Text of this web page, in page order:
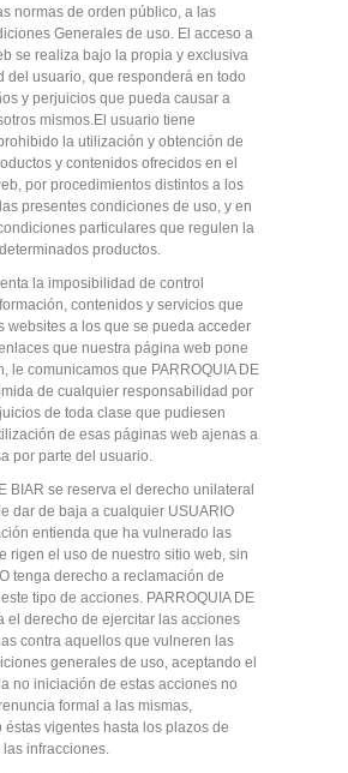
normas de orden público, a las
Generales de uso. El acceso a
se realiza bajo la propia y exclusiva
del usuario, que responderá en todo
y perjuicios que pueda causar a
mismos.El usuario tiene
la utilización y obtención de
y contenidos ofrecidos en el
por procedimientos distintos a los
presentes condiciones de uso, y en
particulares que regulen la
productos.
la imposibilidad de control
contenidos y servicios que
websites a los que se pueda acceder
que nuestra página web pone
le comunicamos que PARROQUIA DE
de cualquier responsabilidad por
de toda clase que pudiesen
de esas páginas web ajenas a
por parte del usuario.
BIAR se reserva el derecho unilateral
dar de baja a cualquier USUARIO
entienda que ha vulnerado las
rigen el uso de nuestro sitio web, sin
tenga derecho a reclamación de
tipo de acciones. PARROQUIA DE
el derecho de ejercitar las acciones
contra aquellos que vulneren las
generales de uso, aceptando el
no iniciación de estas acciones no
formal a las mismas,
vigentes hasta los plazos de
infracciones.